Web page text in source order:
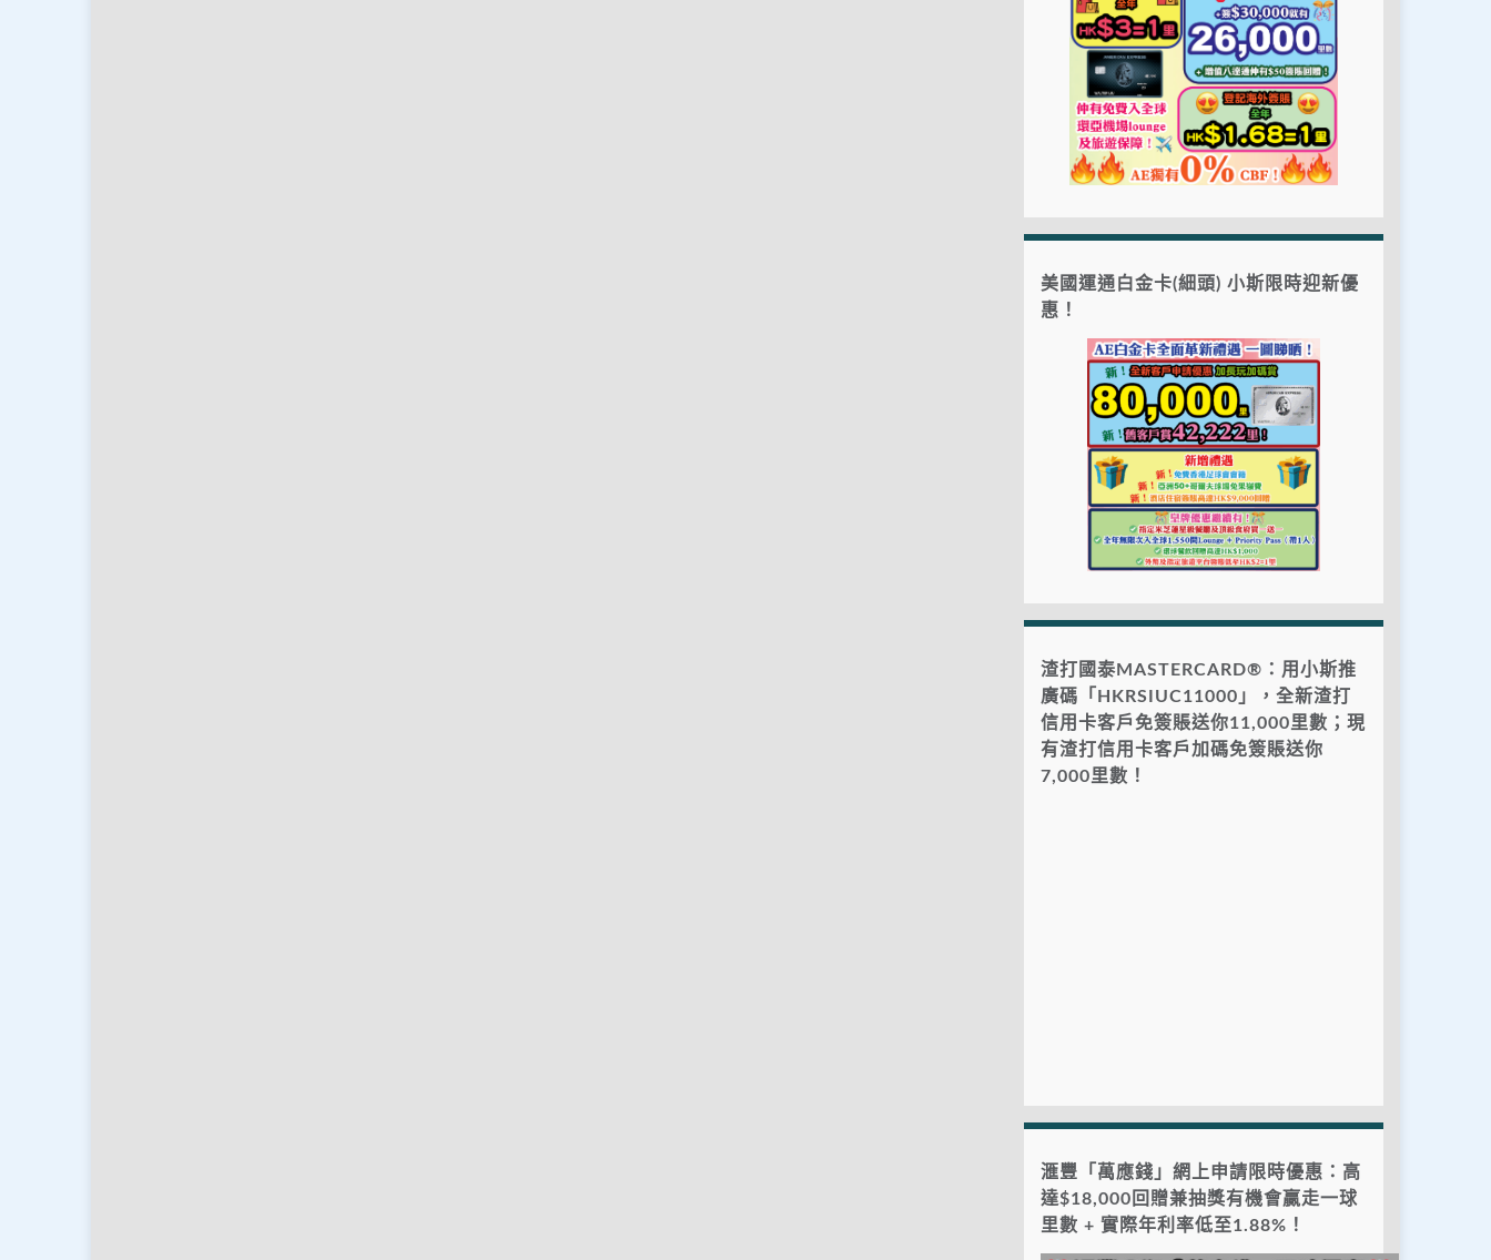
美國運通白金卡(細頭) 小斯限時迎新優
惠！
渣打國泰MASTERCARD®：用小斯推
廣碼「HKRSIUC11000」，全新渣打
信用卡客戶免簽賬送你11,000里數；現
有渣打信用卡客戶加碼免簽賬送你
7,000里數！
滙豐「萬應錢」網上申請限時優惠：高
達$18,000回贈兼抽獎有機會贏走一球
里數 + 實際年利率低至1.88%！